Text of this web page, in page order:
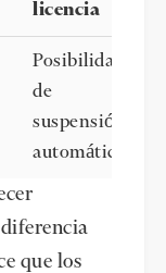
licencia
Posibilidad
de
suspensión
automática
que los